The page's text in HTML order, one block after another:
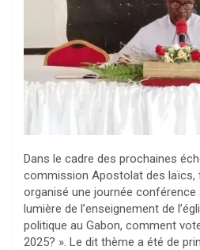
Dans le cadre des prochaines
commission Apostolat des laïcs,
organisé une journée
lumière de l’enseignement de
politique au Gabon, comment
2025? ». Le dit thème a été de